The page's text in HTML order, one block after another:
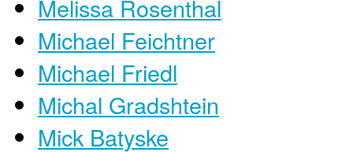
Melissa Rosenthal
Michael Feichtner
Michael Friedl
Michal Gradshtein
Mick Batyske